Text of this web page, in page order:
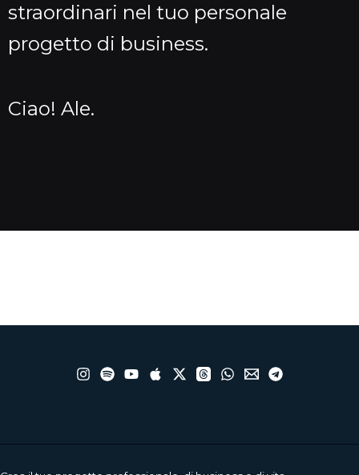
straordinari nel tuo personale
progetto di business.
Ciao! Ale.